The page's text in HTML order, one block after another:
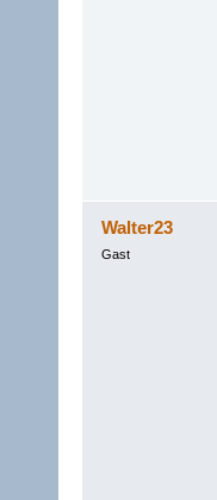
Walter23
Gast